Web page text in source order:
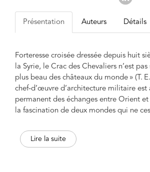
Présentation Auteurs Détails
Forteresse croisée dressée depuis huit
la Syrie, le Crac des Chevaliers n’est
plus beau des châteaux du monde » (T.
chef-d’œuvre d’architecture militaire est
permanent des échanges entre Orient
la fascination de deux mondes qui ne
Entièrement rebâti au XII
Lire la suite